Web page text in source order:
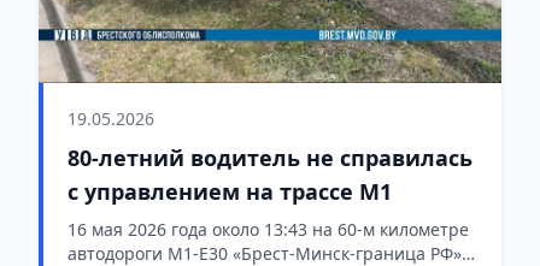
19.05.2026
80-летний водитель не справилась
с управлением на трассе М1
16 мая 2026 года около 13:43 на 60-м километре
автодороги М1-Е30 «Брест-Минск-граница РФ»